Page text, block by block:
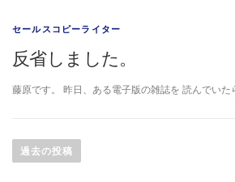
セールスコピーライター
反省しました。
藤原です。 昨日、ある電子版の雑誌を 読んでいた
稿
過去の投稿